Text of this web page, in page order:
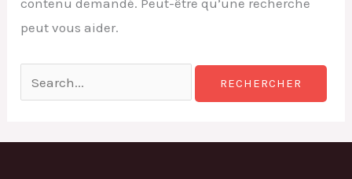
contenu demandé. Peut-être qu’une recherche
peut vous aider.